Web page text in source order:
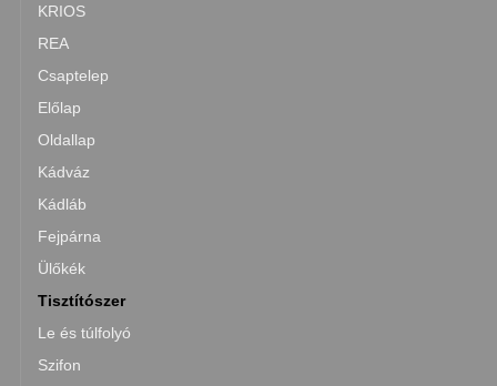
KRIOS
REA
Csaptelep
Előlap
Oldallap
Kádváz
Kádláb
Fejpárna
Ülőkék
Tisztítószer
Le és túlfolyó
Szifon